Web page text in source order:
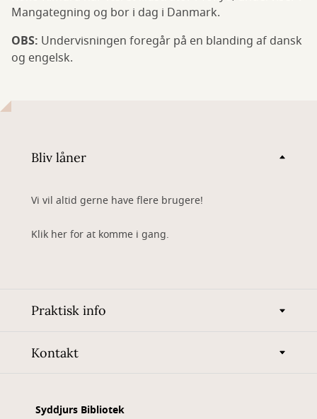
Mangategning og bor i dag i Danmark.
OBS: Undervisningen foregår på en blanding af dansk
og engelsk.
Bliv låner
Vi vil altid gerne have flere brugere!
Klik her for at komme i gang.
Praktisk info
Kontakt
Syddjurs Bibliotek